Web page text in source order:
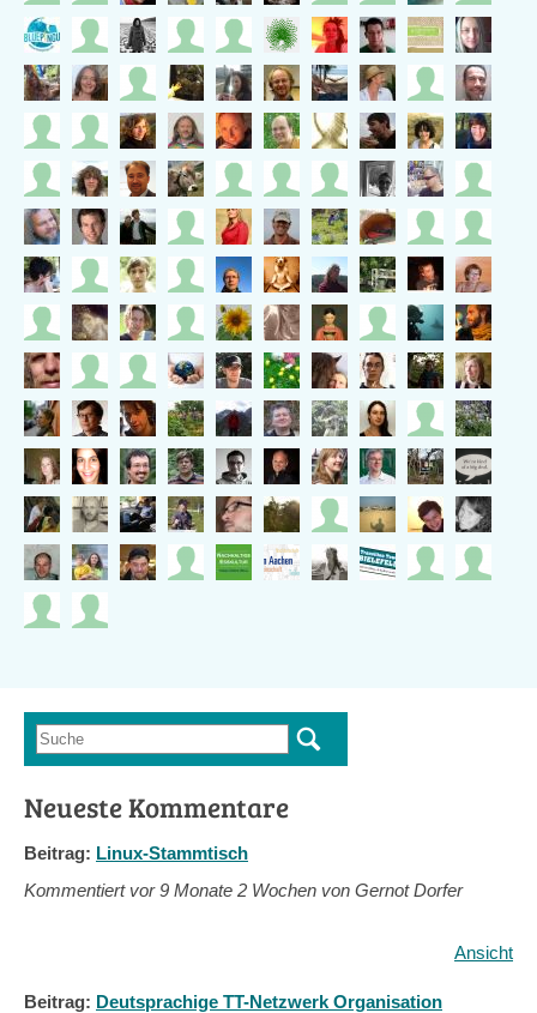
Suchformular
Suche
Neueste Kommentare
Beitrag: Linux-Stammtisch
Kommentiert vor9 Monate 2 Wochen von Gernot Dorfer
Ansicht
Beitrag: Deutsprachige TT-Netzwerk Organisation